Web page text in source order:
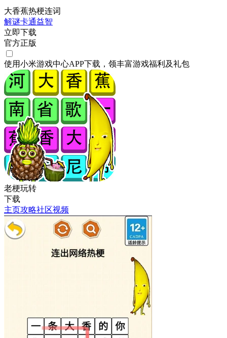
大香蕉热梗连词
解谜卡通益智
立即下载
官方正版
使用小米游戏中心APP下载 ，领丰富游戏福利 及礼包
老梗玩转
下载
主页攻略社区视频